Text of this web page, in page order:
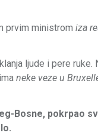
prvim ministrom iza
ljude i pere ruke.
neke veze u
Bosne, pokrpao